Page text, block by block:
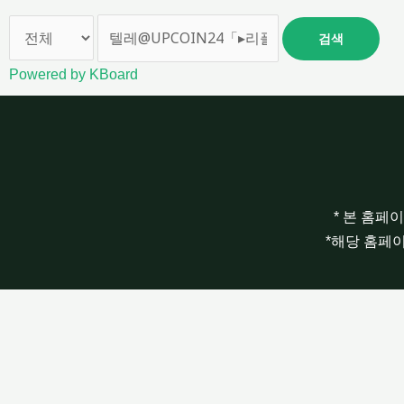
검색
Powered by KBoard
* 본 홈페
*해당 홈페